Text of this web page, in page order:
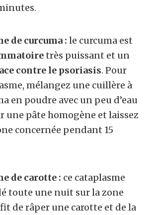
de curcuma : le curcuma est
très puissant et un
contre le psoriasis. Pour
mélangez une cuillère à
en poudre avec un peu d’eau
une pâte homogène et laissez
concernée pendant 15
de carotte : ce cataplasme
toute une nuit sur la zone
de râper une carotte et de la